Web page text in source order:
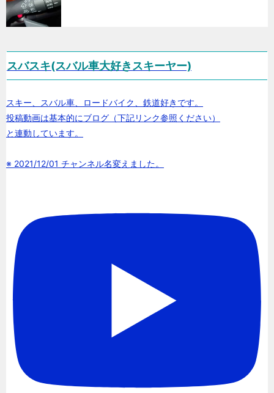
スバスキ(スバル車大好きスキーヤー)
スキー、スバル車、ロードバイク、鉄道好きです。
投稿動画は基本的にブログ（下記リンク参照ください）
と連動しています。
※ 2021/12/01 チャンネル名変えました。